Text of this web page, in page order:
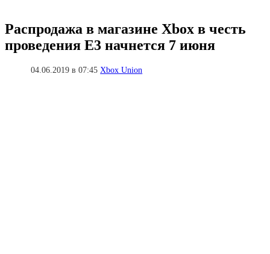
Распродажа в магазине Xbox в честь
проведения E3 начнется 7 июня
04.06.2019 в 07:45Xbox Union